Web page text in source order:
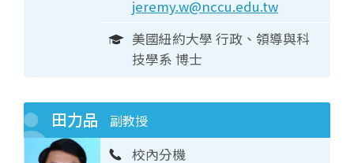
jeremy.w@nccu.edu.tw
美國紐約大學 行政、領導與科
技學系 博士
田力品 副教授
校內分機